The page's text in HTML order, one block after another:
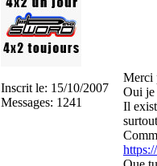
Inscrit le: 15/10/2007
Messages: 1241
Merci
Oui je
Il